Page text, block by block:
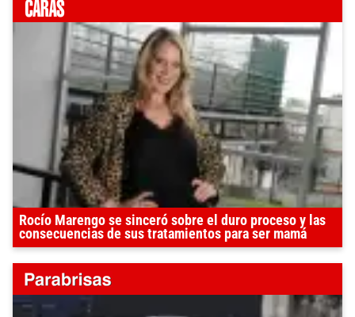
Rocío Marengo se sinceró sobre el duro proceso y las
consecuencias de sus tratamientos para ser mamá